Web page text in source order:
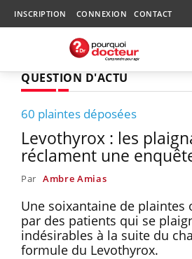
INSCRIPTION CONNEXION CONTACT
QUESTION D'ACTU
60 plaintes déposées
Levothyrox : les
réclament une
Par Ambre Amias
Une soixantaine de plaintes
par des patients qui se
indésirables à la suite du
formule du Levothyrox.